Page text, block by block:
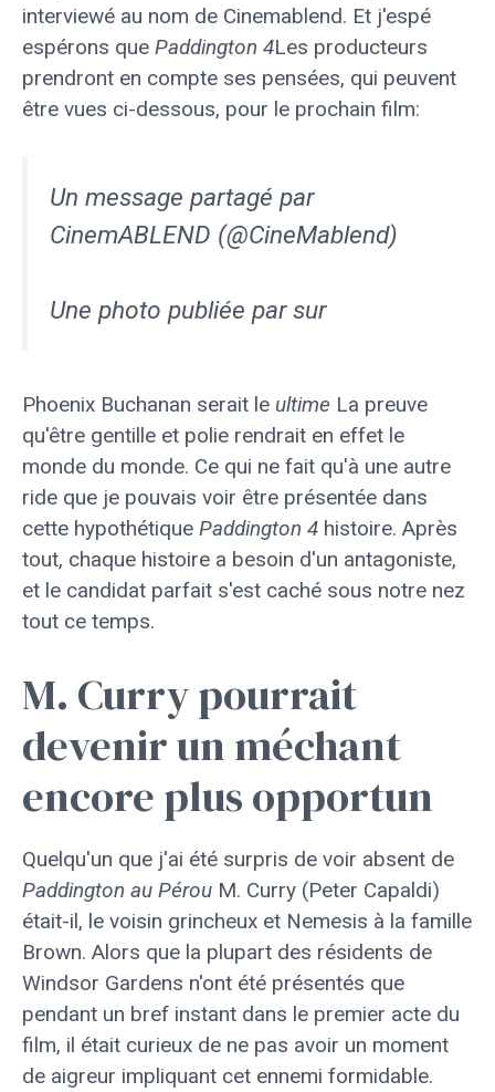
interviewé au nom de Cinemablend. Et j'espé
espérons que Paddington 4Les producteurs
prendront en compte ses pensées, qui peuvent
être vues ci-dessous, pour le prochain film:
Un message partagé par
CinemABLEND (@CineMablend)
Une photo publiée par sur
Phoenix Buchanan serait le ultime La preuve
qu'être gentille et polie rendrait en effet le
monde du monde. Ce qui ne fait qu'à une autre
ride que je pouvais voir être présentée dans
cette hypothétique Paddington 4 histoire. Après
tout, chaque histoire a besoin d'un antagoniste,
et le candidat parfait s'est caché sous notre nez
tout ce temps.
M. Curry pourrait
devenir un méchant
encore plus opportun
Quelqu'un que j'ai été surpris de voir absent de
Paddington au Pérou M. Curry (Peter Capaldi)
était-il, le voisin grincheux et Nemesis à la famille
Brown. Alors que la plupart des résidents de
Windsor Gardens n'ont été présentés que
pendant un bref instant dans le premier acte du
film, il était curieux de ne pas avoir un moment
de aigreur impliquant cet ennemi formidable.